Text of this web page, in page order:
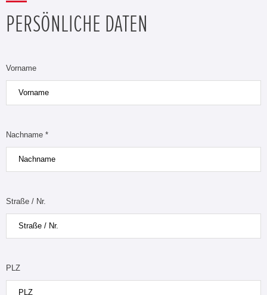
PERSÖNLICHE DATEN
Vorname
Nachname *
Straße / Nr.
PLZ